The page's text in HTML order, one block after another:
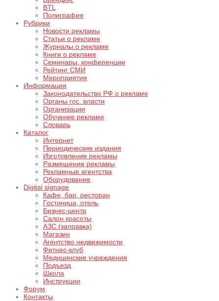
BTL
Полиграфия
Рубрики
Новости рекламы
Статьи о рекламе
Журналы о рекламе
Книги о рекламе
Семинары, конференции
Рейтинг СМИ
Мероприятия
Информация
Законодательство РФ о рекламе
Органы гос. власти
Организации
Обучение рекламе
Словарь
Каталог
Интернет
Периодические издания
Изготовление рекламы
Размещение рекламы
Рекламные агентства
Оборудование
Digital signage
Кафе, бар, ресторан
Гостиница, отель
Бизнес-центр
Салон красоты
АЗС (заправка)
Магазин
Агентство недвижимости
Фитнес-клуб
Медицинские учреждения
Подъезд
Школа
Инструкции
Форум
Контакты